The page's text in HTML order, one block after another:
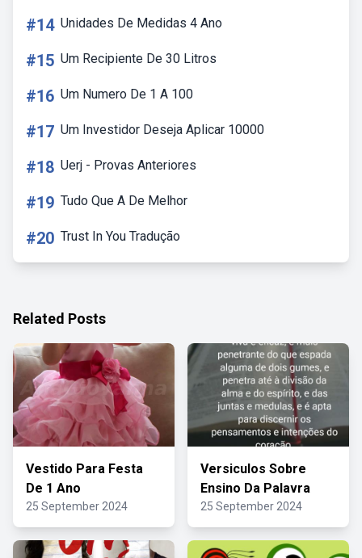
#14 Unidades De Medidas 4 Ano
#15 Um Recipiente De 30 Litros
#16 Um Numero De 1 A 100
#17 Um Investidor Deseja Aplicar 10000
#18 Uerj - Provas Anteriores
#19 Tudo Que A De Melhor
#20 Trust In You Tradução
Related Posts
Vestido Para Festa
De 1 Ano
25 September 2024
Versiculos Sobre
Ensino Da Palavra
25 September 2024